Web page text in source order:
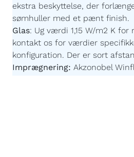
ekstra beskyttelse, der
sømhuller med et pænt finish.
Glas: Ug værdi 1,15 W/m2 K for
kontakt os for værdier
konfiguration. Der er sort
Imprægnering: Akzonobel